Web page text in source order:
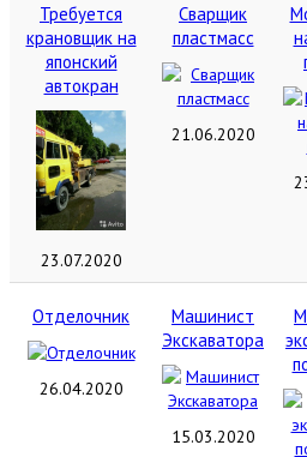
Требуется
крановщик на
японский
автокран
23.07.2020
Сварщик
пластмасс
21.06.2020
Отделочник
26.04.2020
Машинист
Экскаватора
15.03.2020